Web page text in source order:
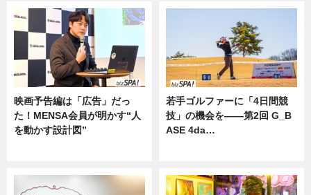
映画予告編は「広告」だっ
た！MENSA会員が明かす“人
を動かす設計図”
若手ゴルファーに「4日間競
技」の機会を——第2回 G_B
ASE 4da…